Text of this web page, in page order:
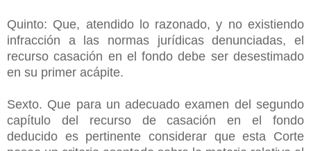
Quinto: Que, atendido lo razonado, y no existiendo
infracción a las normas jurídicas denunciadas, el
recurso casación en el fondo debe ser desestimado
en su primer acápite.
Sexto. Que para un adecuado examen del segundo
capítulo del recurso de casación en el fondo
deducido es pertinente considerar que esta Corte